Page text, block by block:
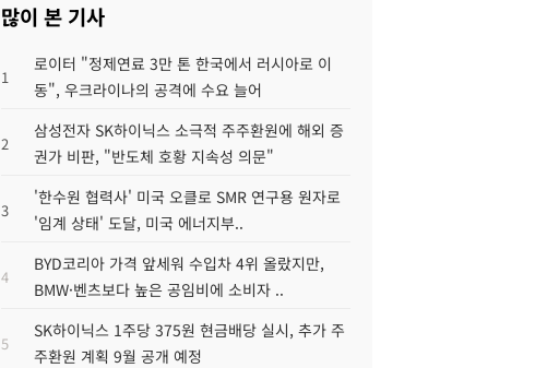
많이 본 기사
1
로이터 "정제연료 3만 톤 한국에서 러시아로 이
동", 우크라이나의 공격에 수요 늘어
2
삼성전자 SK하이닉스 소극적 주주환원에 해외 증
권가 비판, "반도체 호황 지속성 의문"
3
'한수원 협력사' 미국 오클로 SMR 연구용 원자로
'임계 상태' 도달, 미국 에너지부..
4
BYD코리아 가격 앞세워 수입차 4위 올랐지만,
BMW·벤츠보다 높은 공임비에 소비자 ..
5
SK하이닉스 1주당 375원 현금배당 실시, 추가 주
주환원 계획 9월 공개 예정